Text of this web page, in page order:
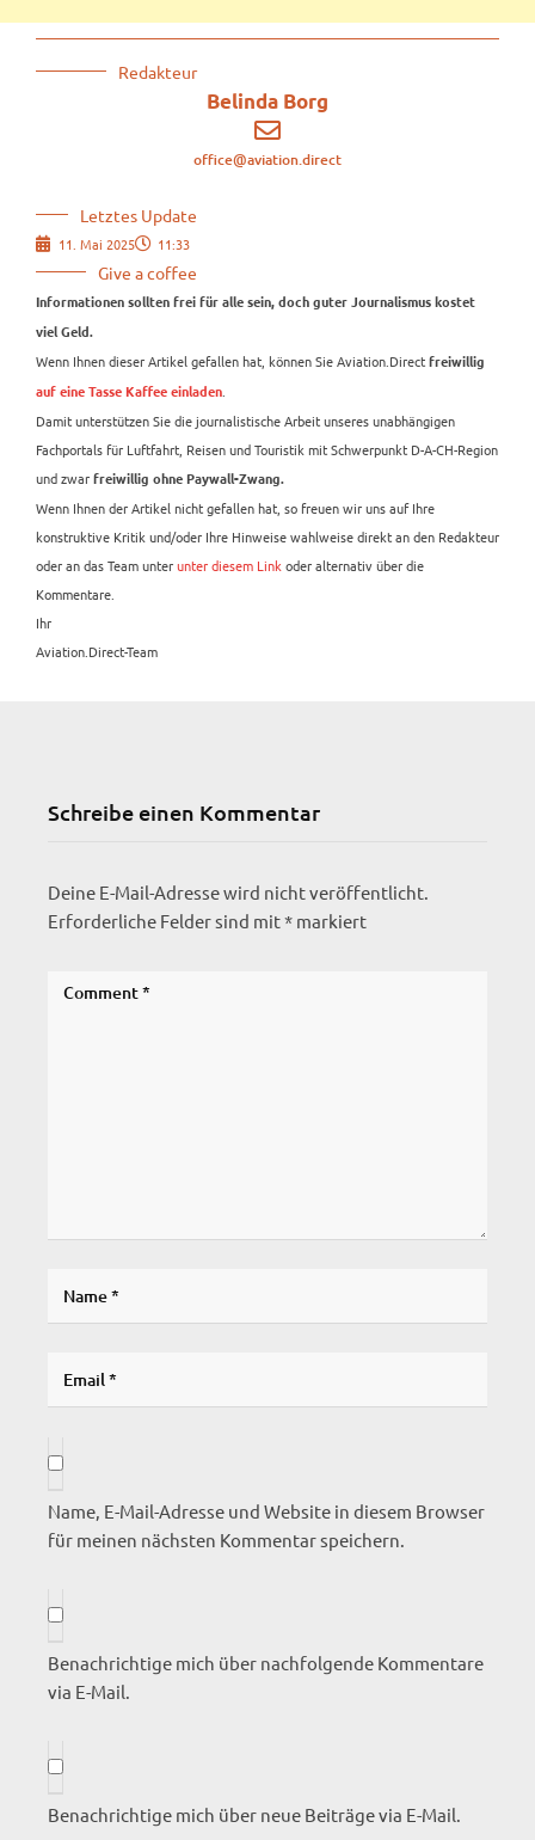
Redakteur
Belinda Borg
office@aviation.direct
Letztes Update
11. Mai 2025 11:33
Give a coffee
Informationen sollten frei für alle sein, doch guter Journalismus kostet
viel Geld.
Wenn Ihnen dieser Artikel gefallen hat, können Sie Aviation.Direct freiwillig
auf eine Tasse Kaffee einladen
Damit unterstützen Sie die journalistische Arbeit unseres unabhängigen
Fachportals für Luftfahrt, Reisen und Touristik mit Schwerpunkt D-A-CH-Region
und zwar freiwillig ohne Paywall-Zwang.
Wenn Ihnen der Artikel nicht gefallen hat, so freuen wir uns auf Ihre
konstruktive Kritik und/oder Ihre Hinweise wahlweise direkt an den Redakteur
oder an das Team unterunter diesem Link oder alternativ über die
Kommentare.
Ihr
Aviation.Direct-Team
Schreibe einen Kommentar
Deine E-Mail-Adresse wird nicht veröffentlicht.
Erforderliche Felder sind mit* markiert
Name, E-Mail-Adresse und Website in diesem Browser
für meinen nächsten Kommentar speichern.
Benachrichtige mich über nachfolgende Kommentare
via E-Mail.
Benachrichtige mich über neue Beiträge via E-Mail.